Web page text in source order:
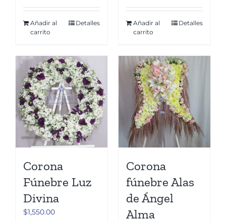
Añadir al
carrito
Detalles
Añadir al
carrito
Detalles
Corona
Fúnebre Luz
Divina
$1,550.00
Corona
fúnebre Alas
de Ángel
Alma